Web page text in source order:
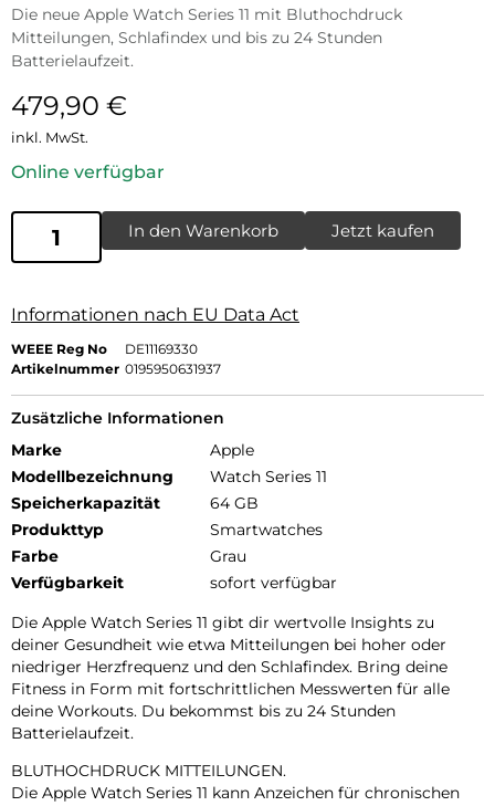
Die neue Apple Watch Series 11 mit Bluthochdruck
Mitteilungen, Schlafindex und bis zu 24 Stunden
Batterielaufzeit.
479,90 €
inkl. MwSt.
Online verfügbar
In den Warenkorb Jetzt kaufen
Informationen nach EU Data Act
WEEE Reg No
DE11169330
Artikelnummer 0195950631937
Zusätzliche Informationen
Marke
Apple
Modellbezeichnung
Watch Series 11
Speicherkapazität
64 GB
Produkttyp
Smartwatches
Farbe
Grau
Verfügbarkeit
sofort verfügbar
Die Apple Watch Series 11 gibt dir wertvolle Insights zu
deiner Gesundheit wie etwa Mitteilungen bei hoher oder
niedriger Herzfrequenz und den Schlafindex. Bring deine
Fitness in Form mit fortschrittlichen Messwerten für alle
deine Workouts. Du bekommst bis zu 24 Stunden
Batterielaufzeit.
BLUTHOCHDRUCK MITTEILUNGEN.
Die Apple Watch Series 11 kann Anzeichen für chronischen